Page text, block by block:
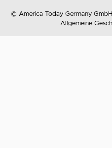
© America Today Germany GmbH
Allgemeine